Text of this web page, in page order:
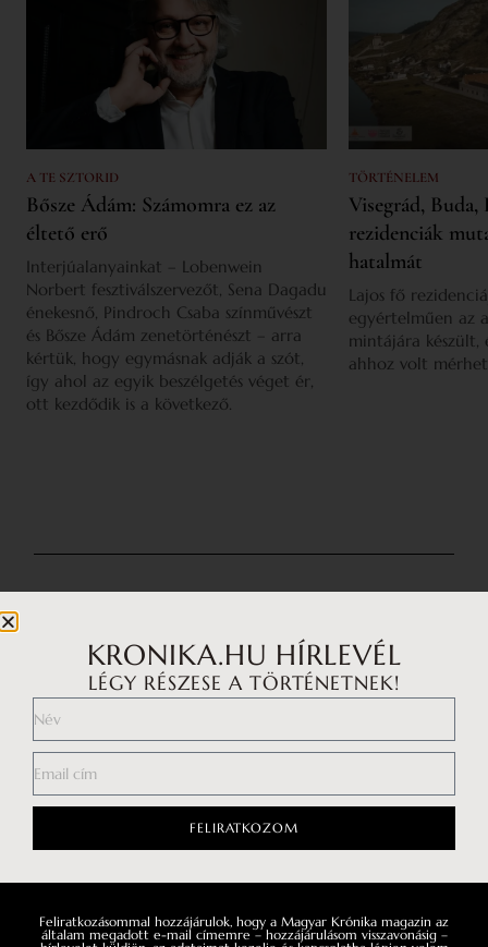
A TE SZTORID
Bősze Ádám: Számomra ez az
éltető erő
Interjúalanyainkat – Lobenwein
Norbert fesztiválszervezőt, Sena Dagadu
énekesnő, Pindroch Csaba színművészt
és Bősze Ádám zenetörténészt – arra
kértük, hogy egymásnak adják a szót,
így ahol az egyik beszélgetés véget ér,
ott kezdődik is a következő.
TÖRTÉNELEM
Visegrád,
rezidenciák
hatalmát
Lajos fő
egyértelműen az
mintájára készült,
ahhoz volt
Impresszum
Általános Szerződési Feltételek
KRONIKA.HU HÍRLEVÉL
LÉGY RÉSZESE A TÖRTÉNETNEK!
FELIRATKOZOM
Feliratkozásommal hozzájárulok, hogy a Magyar Krónika magazin az
általam megadott e-mail címemre – hozzájárulásom visszavonásig –